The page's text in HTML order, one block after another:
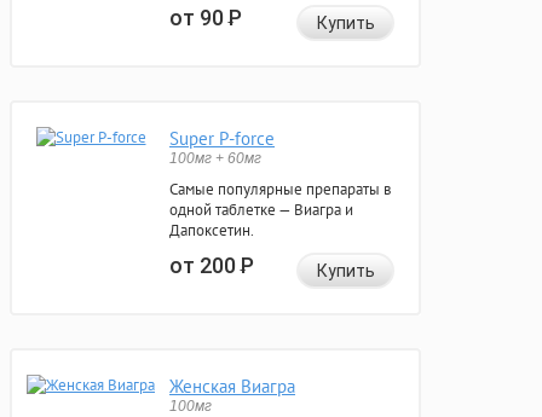
от 90Р Купить
Super P-force
100мг + 60мг
Самые популярные препараты в
одной таблетке — Виагра и
Дапоксетин.
от 200Р Купить
Женская Виагра
100мг